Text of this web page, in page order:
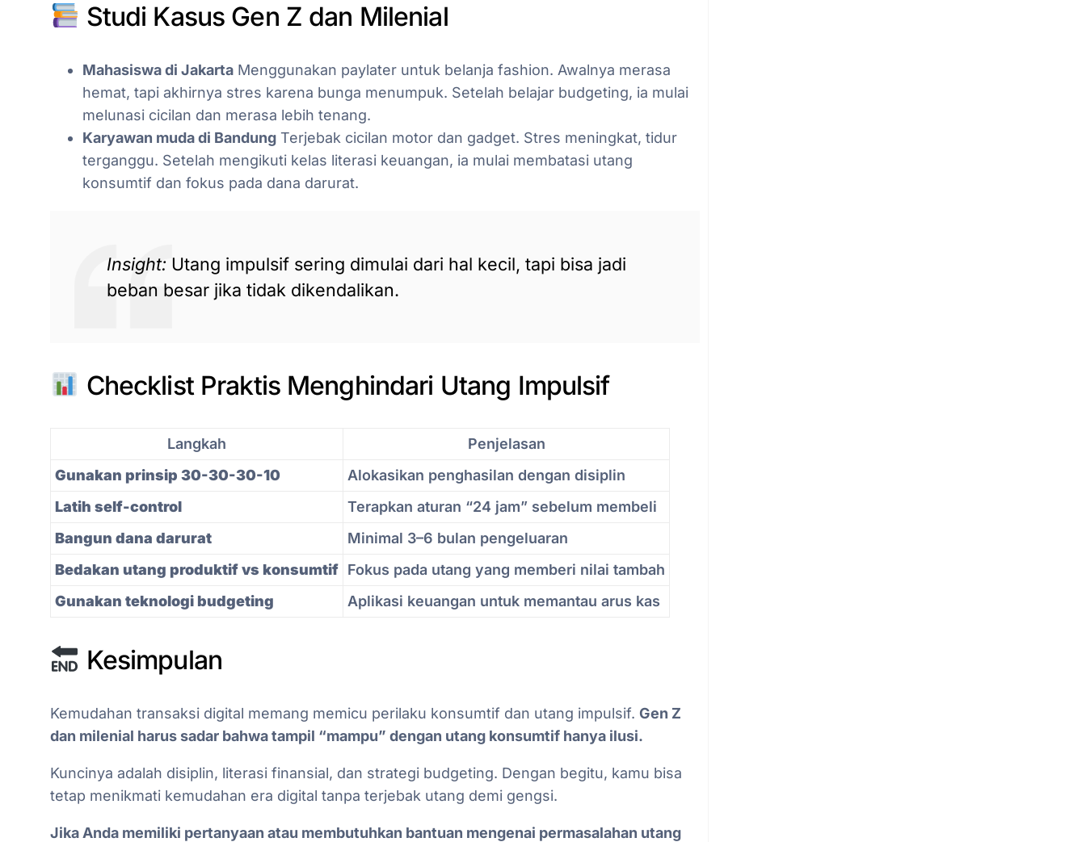
Studi Kasus Gen Z dan Milenial
Mahasiswa di Jakarta Menggunakan paylater untuk belanja fashion. Awalnya merasa
hemat, tapi akhirnya stres karena bunga menumpuk. Setelah belajar budgeting, ia mulai
melunasi cicilan dan merasa lebih tenang.
Karyawan muda di Bandung Terjebak cicilan motor dan gadget. Stres meningkat, tidur
terganggu. Setelah mengikuti kelas literasi keuangan, ia mulai membatasi utang
konsumtif dan fokus pada dana darurat.
Insight: Utang impulsif sering dimulai dari hal kecil, tapi bisa jadi
beban besar jika tidak dikendalikan.
Checklist Praktis Menghindari Utang Impulsif
Langkah
Penjelasan
Gunakan prinsip 30-30-30-10
Alokasikan penghasilan dengan disiplin
Latih self-control
Terapkan aturan “24 jam” sebelum membeli
Bangun dana darurat
Minimal 3–6 bulan pengeluaran
Bedakan utang produktif vs konsumtif Fokus pada utang yang memberi nilai tambah
Gunakan teknologi budgeting
Aplikasi keuangan untuk memantau arus kas
Kesimpulan
Kemudahan transaksi digital memang memicu perilaku konsumtif dan utang impulsif. Gen Z
dan milenial harus sadar bahwa tampil “mampu” dengan utang konsumtif hanya ilusi.
Kuncinya adalah disiplin, literasi finansial, dan strategi budgeting. Dengan begitu, kamu bisa
tetap menikmati kemudahan era digital tanpa terjebak utang demi gengsi.
Jika Anda memiliki pertanyaan atau membutuhkan bantuan mengenai permasalahan utang